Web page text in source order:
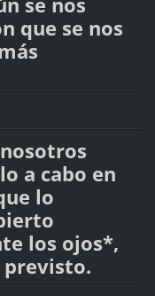
que se nos
a cabo en
lo
los ojos*,
previsto.